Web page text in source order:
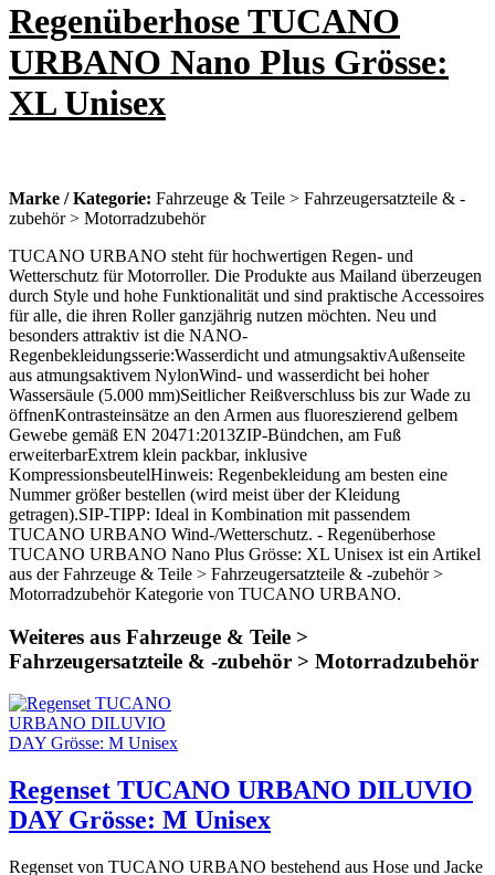
Regenüberhose TUCANO
URBANO Nano Plus Grösse:
XL Unisex
Marke / Kategorie: Fahrzeuge & Teile > Fahrzeugersatzteile & -
zubehör > Motorradzubehör
TUCANO URBANO steht für hochwertigen Regen- und
Wetterschutz für Motorroller. Die Produkte aus Mailand überzeugen
durch Style und hohe Funktionalität und sind praktische Accessoires
für alle, die ihren Roller ganzjährig nutzen möchten. Neu und
besonders attraktiv ist die NANO-
Regenbekleidungsserie:Wasserdicht und atmungsaktivAußenseite
aus atmungsaktivem NylonWind- und wasserdicht bei hoher
Wassersäule (5.000 mm)Seitlicher Reißverschluss bis zur Wade zu
öffnenKontrasteinsätze an den Armen aus fluoreszierend gelbem
Gewebe gemäß EN 20471:2013ZIP-Bündchen, am Fuß
erweiterbarExtrem klein packbar, inklusive
KompressionsbeutelHinweis: Regenbekleidung am besten eine
Nummer größer bestellen (wird meist über der Kleidung
getragen).SIP-TIPP: Ideal in Kombination mit passendem
TUCANO URBANO Wind-/Wetterschutz. - Regenüberhose
TUCANO URBANO Nano Plus Grösse: XL Unisex ist ein Artikel
aus der Fahrzeuge & Teile > Fahrzeugersatzteile & -zubehör >
Motorradzubehör Kategorie von TUCANO URBANO.
Weiteres aus Fahrzeuge & Teile >
Fahrzeugersatzteile & -zubehör > Motorradzubehör
Regenset TUCANO URBANO DILUVIO
DAY Grösse: M Unisex
Regenset von TUCANO URBANO bestehend aus Hose und Jacke